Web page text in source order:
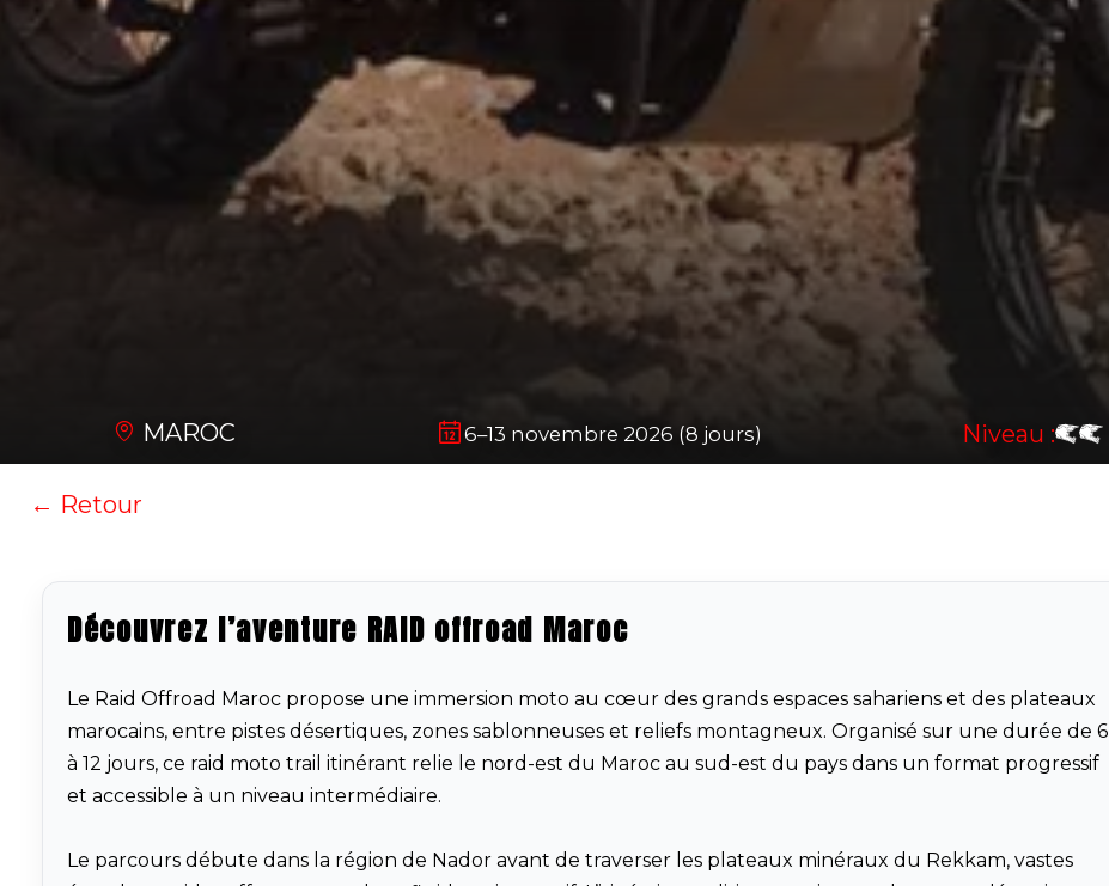
MAROC 6–13 novembre 2026 (8 jours) Niveau :
← Retour
Découvrez l’aventure RAID offroad Maroc
Le Raid Offroad Maroc propose une immersion moto au cœur des grands espaces sahariens et des plateaux
marocains, entre pistes désertiques, zones sablonneuses et reliefs montagneux. Organisé sur une durée de 6
à 12 jours, ce raid moto trail itinérant relie le nord-est du Maroc au sud-est du pays dans un format progressif
et accessible à un niveau intermédiaire.
Le parcours débute dans la région de Nador avant de traverser les plateaux minéraux du Rekkam, vastes